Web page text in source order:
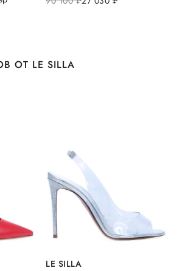
ОТ LE SILLA
LE SILLA